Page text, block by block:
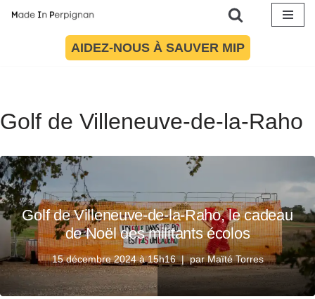
AIDEZ-NOUS À SAUVER MIP
Golf de Villeneuve-de-la-Raho
Golf de Villeneuve-de-la-Raho, le cadeau
de Noël des militants écolos
15 décembre 2024 à 15h16 parMaïté Torres